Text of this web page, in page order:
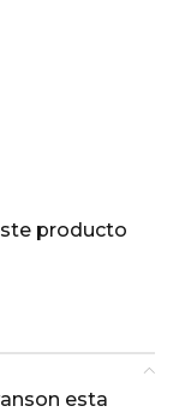
producto
esta